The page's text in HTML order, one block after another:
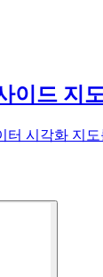
이드 지
터 시각화 지